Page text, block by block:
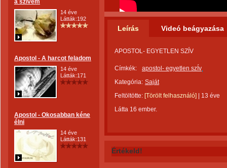
a szivem
14 éve
Látták:192
Apostol - A harcot feladom
14 éve
Látták:171
Apostol - Okosabban kéne
élni
14 éve
Látták:131
Leírás Videó beágyazása
APOSTOL- EGYETLEN SZÍV
Címkék:
apostol- egyetlen szÍv
Kategória: Saját
Feltöltötte: [Törölt felhasználó]
13 éve
Látta 16 ember.
Értékeld!